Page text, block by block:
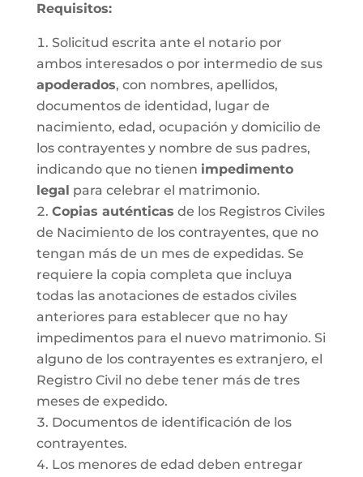
Requisitos:
Solicitud escrita ante el notario por
ambos interesados o por intermedio de sus
apoderados, con nombres, apellidos,
documentos de identidad, lugar de
nacimiento, edad, ocupación y domicilio de
los contrayentes y nombre de sus padres,
indicando que no tienen impedimento
legal para celebrar el matrimonio.
Copias auténticas de los Registros Civiles
de Nacimiento de los contrayentes, que no
tengan más de un mes de expedidas. Se
requiere la copia completa que incluya
todas las anotaciones de estados civiles
anteriores para establecer que no hay
impedimentos para el nuevo matrimonio. Si
alguno de los contrayentes es extranjero, el
Registro Civil no debe tener más de tres
meses de expedido.
Documentos de identificación de los
contrayentes.
Los menores de edad deben entregar